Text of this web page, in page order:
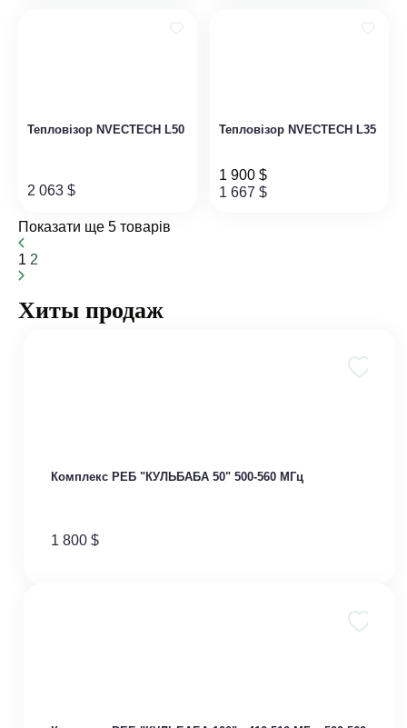
Тепловізор NVECTECH L50
2 063 $
Тепловізор NVECTECH L35
1 900 $
1 667 $
Показати ще 5 товарів
1 2
Хиты продаж
Комплекс РЕБ "КУЛЬБАБА 50" 500-560 МГц
1 800 $